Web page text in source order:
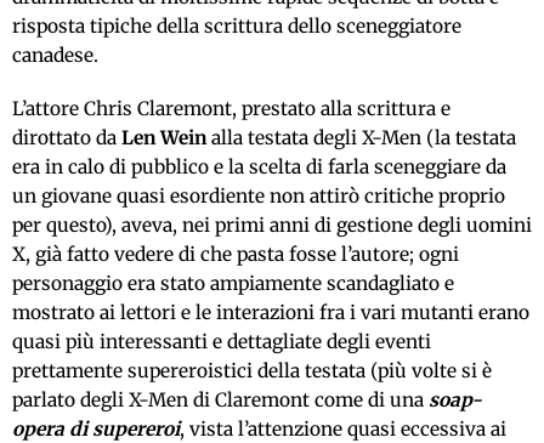
risposta tipiche della scrittura dello sceneggiatore
canadese.
L’attore Chris Claremont, prestato alla scrittura e
dirottato da Len Wein alla testata degli X-Men (la testata
era in calo di pubblico e la scelta di farla sceneggiare da
un giovane quasi esordiente non attirò critiche proprio
per questo), aveva, nei primi anni di gestione degli uomini
X, già fatto vedere di che pasta fosse l’autore; ogni
personaggio era stato ampiamente scandagliato e
mostrato ai lettori e le interazioni fra i vari mutanti erano
quasi più interessanti e dettagliate degli eventi
prettamente supereroistici della testata (più volte si è
parlato degli X-Men di Claremont come di una soap-
opera di supereroi, vista l’attenzione quasi eccessiva ai